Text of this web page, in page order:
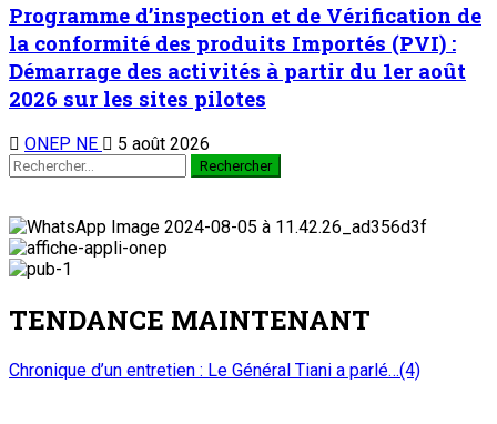
Programme d’inspection et de Vérification de
la conformité des produits Importés (PVI) :
Démarrage des activités à partir du 1er août
2026 sur les sites pilotes
ONEP NE 5 août 2026
TENDANCE MAINTENANT
Chronique d’un entretien : Le Général Tiani a parlé…(4)